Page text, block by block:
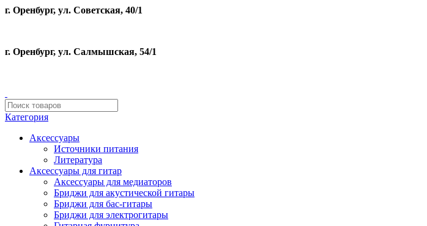
г. Оренбург, ул. Советская, 40/1
г. Оренбург, ул. Салмышская, 54/1
Категория
Аксессуары
Источники питания
Литература
Аксессуары для гитар
Аксессуары для медиаторов
Бриджи для акустической гитары
Бриджи для бас-гитары
Бриджи для электрогитары